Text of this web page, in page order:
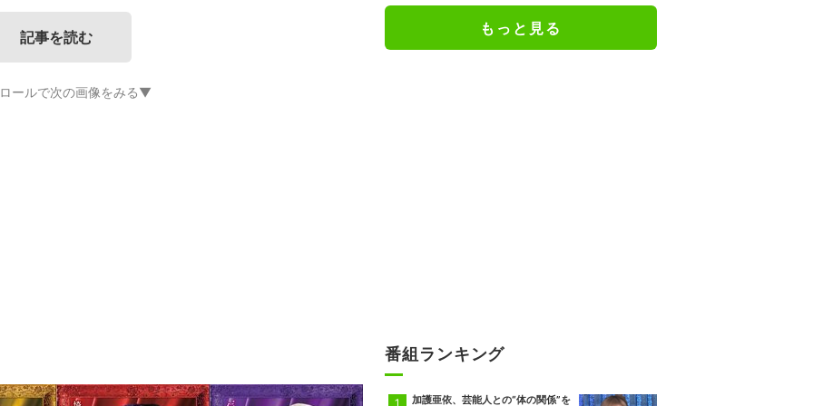
記事を読む
ールで次の画像をみる▼
もっと見る
番組ランキング
加護亜依、芸能人との“体の関係”を